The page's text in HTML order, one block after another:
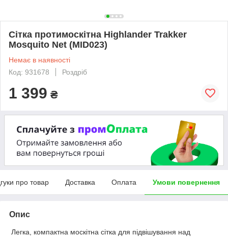
Сітка протимоскітна Highlander Trakker
Mosquito Net (MID023)
Немає в наявності
Код: 931678
Роздріб
1 399 ₴
про товар Доставка Оплата Умови повернення
Опис
Легка, компактна москітна сітка для підвішування над